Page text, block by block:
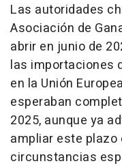
Las autoridades
Asociación de
abrir en junio de
las importaciones
en la Unión
esperaban
2025, aunque ya
ampliar este
circunstancias